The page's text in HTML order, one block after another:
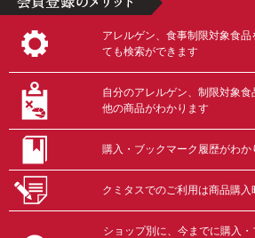
アレルゲン、食事制限対象食品
ても検索ができます
自分のアレルゲン、制限対象
他の商品がわかります
購入・ブックマーク履歴がわか
クミタスでのご利用は商品購入
ショップ別に、今までに購入